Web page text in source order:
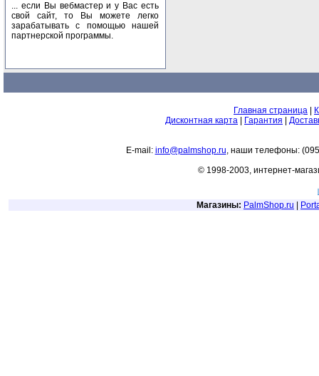
... если Вы вебмастер и у Вас есть
свой сайт, то Вы можете легко
зарабатывать с помощью нашей
партнерской программы.
Главная страница
Дисконтная карта
Гарантия
E-mail: info@palmshop.ru, наши телефоны:
© 1998-2003, интернет-
Магазины: PalmShop.ru